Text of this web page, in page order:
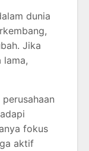
dunia
Jika
lama,
fokus
aktif